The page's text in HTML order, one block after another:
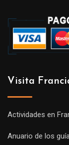
Visita
Actividades en
Anuario de los